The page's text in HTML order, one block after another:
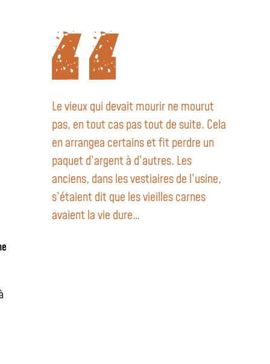
Le vieux qui devait mourir ne mourut
pas, en tout cas pas tout de suite. Cela
en arrangea certains et fit perdre un
paquet d’argent à d’autres. Les
anciens, dans les vestiaires de l’usine,
s’étaient dit que les vieilles carnes
avaient la vie dure…